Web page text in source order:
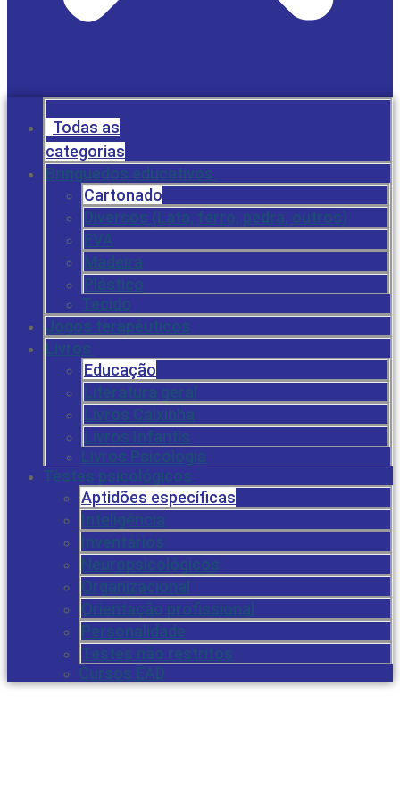
Todas as
categorias
Brinquedos educativos
Cartonado
Diversos (Lata, ferro, pedra, outros)
EVA
Madeira
Plástico
Tecido
Jogos terapêuticos
Livros
Educação
Literatura geral
Livros Caixinha
Livros Infantis
Livros Psicologia
Testes psicológicos
Aptidões específicas
Inteligência
Inventários
Neuropsicológicos
Organizacional
Orientação profissional
Personalidade
Testes não restritos
Cursos EAD